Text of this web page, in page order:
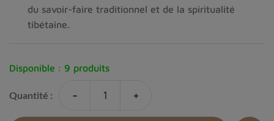
du savoir-faire traditionnel et de la spiritualité
tibétaine.
Disponible : 9 produits
Quantité : - +